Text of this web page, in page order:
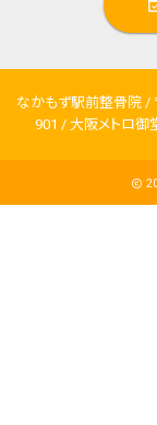
なかもず駅前整骨院 /
901 / 大阪メトロ御
copyright